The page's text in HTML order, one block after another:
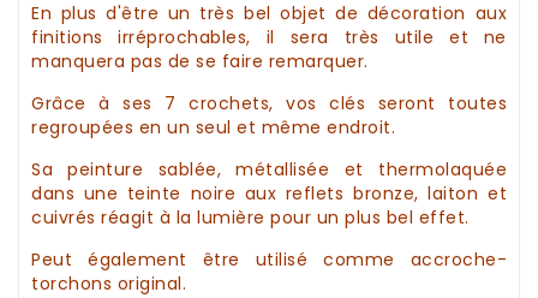
En plus d'être un très bel objet de décoration aux
finitions irréprochables, il sera très utile et ne
manquera pas de se faire remarquer.
Grâce à ses 7 crochets, vos clés seront toutes
regroupées en un seul et même endroit.
Sa peinture sablée, métallisée et thermolaquée
dans une teinte noire aux reflets bronze, laiton et
cuivrés réagit à la lumière pour un plus bel effet.
Peut également être utilisé comme accroche-
torchons original.